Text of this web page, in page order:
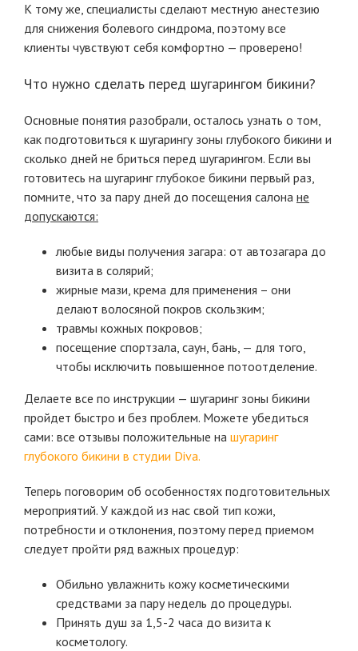
К тому же, специалисты сделают местную анестезию
для снижения болевого синдрома, поэтому все
клиенты чувствуют себя комфортно — проверено!
Что нужно сделать перед шугарингом бикини?
Основные понятия разобрали, осталось узнать о том,
как подготовиться к шугарингу зоны глубокого бикини и
сколько дней не бриться перед шугарингом. Если вы
готовитесь на шугаринг глубокое бикини первый раз,
помните, что за пару дней до посещения салона не
допускаются:
любые виды получения загара: от автозагара до
визита в солярий;
жирные мази, крема для применения – они
делают волосяной покров скользким;
травмы кожных покровов;
посещение спортзала, саун, бань, — для того,
чтобы исключить повышенное потоотделение.
Делаете все по инструкции — шугаринг зоны бикини
пройдет быстро и без проблем. Можете убедиться
сами: все отзывы положительные на шугаринг
глубокого бикини в студии Diva.
Теперь поговорим об особенностях подготовительных
мероприятий. У каждой из нас свой тип кожи,
потребности и отклонения, поэтому перед приемом
следует пройти ряд важных процедур:
Обильно увлажнить кожу косметическими
средствами за пару недель до процедуры.
Принять душ за 1,5-2 часа до визита к
косметологу.